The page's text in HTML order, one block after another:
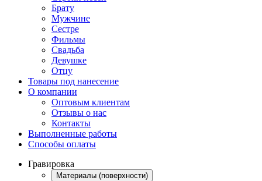
Брату
Мужчине
Сестре
Фильмы
Свадьба
Девушке
Отцу
Товары под нанесение
О компании
Оптовым клиентам
Отзывы о нас
Контакты
Выполненные работы
Способы оплаты
Гравировка
Материалы (поверхности)